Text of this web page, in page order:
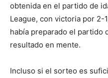
obtenida en el partido de
League, con victoria por 2-
había preparado el partido
resultado en mente.
Incluso si el sorteo es